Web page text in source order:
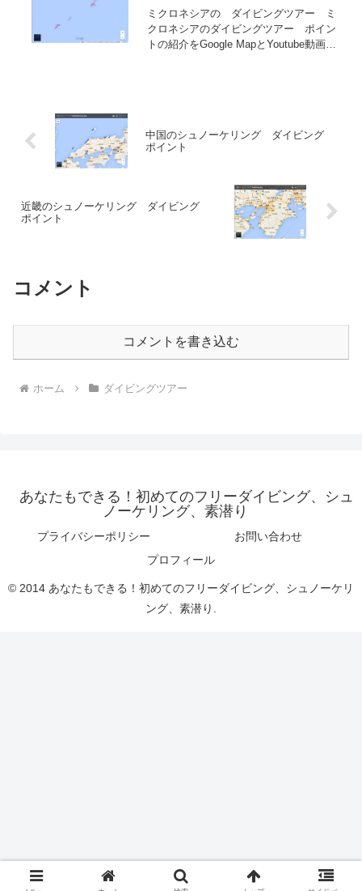
ミクロネシアの ダイビングツアー ミ
クロネシアのダイビングツアー ポイン
トの紹介をGoogle MapとYoutube動画及
中国のシュノーケリング ダイビング
ポイント
近畿のシュノーケリング ダイビング
ポイント
コメント
コメントを書き込む
ホーム ダイビングツアー
あなたもできる！初めてのフリーダイビング、シュ
ノーケリング、素潜り
プライバシーポリシー
お問い合わせ
プロフィール
© 2014 あなたもできる！初めてのフリーダイビング、シュノーケリ
ング、素潜り.